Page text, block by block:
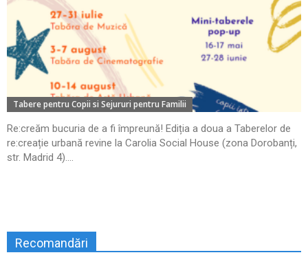
Tabere pentru Copii si Sejururi pentru Familii
Re:creăm bucuria de a fi împreună! Ediția a doua a Taberelor de
re:creație urbană revine la Carolia Social House (zona Dorobanți,
str. Madrid 4)....
Recomandări